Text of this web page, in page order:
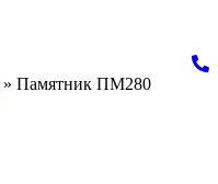
» Памятник ПМ280